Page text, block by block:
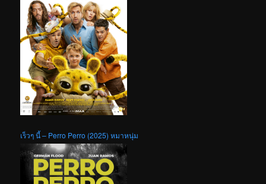
เร็วๆ นี้ – Perro Perro (2025) หมาหนุ่ม